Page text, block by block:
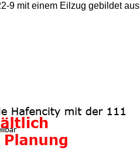
9 mit einem Eilzug gebildet aus